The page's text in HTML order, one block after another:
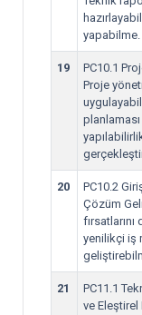
yapabilme.
19
PC10.1
Proje
20
PC10.2
Çözüm
yenilikçi iş
21
PC11.1
ve Eleştirel